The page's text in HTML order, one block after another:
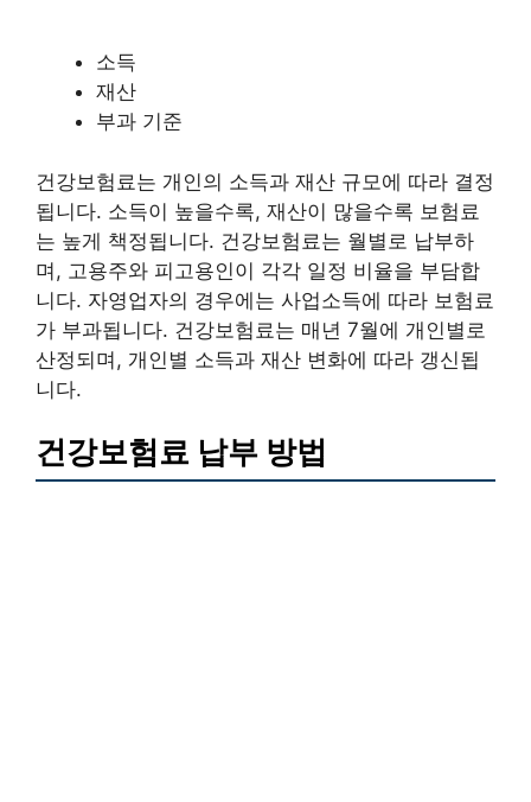
소득
재산
부과 기준
건강보험료는 개인의 소득과 재산 규모에 따라 결정
됩니다. 소득이 높을수록, 재산이 많을수록 보험료
는 높게 책정됩니다. 건강보험료는 월별로 납부하
며, 고용주와 피고용인이 각각 일정 비율을 부담합
니다. 자영업자의 경우에는 사업소득에 따라 보험료
가 부과됩니다. 건강보험료는 매년 7월에 개인별로
산정되며, 개인별 소득과 재산 변화에 따라 갱신됩
니다.
건강보험료 납부 방법